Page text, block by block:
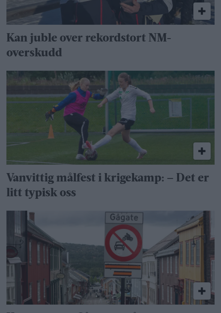
Kan juble over rekordstort NM-
overskudd
Vanvittig målfest i krigekamp: – Det er
litt typisk oss